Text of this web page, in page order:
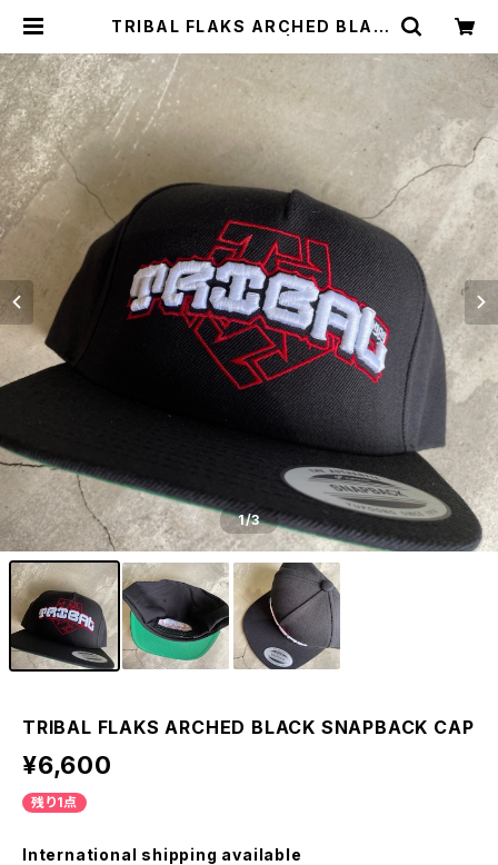
TRIBAL FLAKS ARCHED BLAC
SK8SHOP
1/3
TRIBAL FLAKS ARCHED BLACK SNAPBACK CAP
¥6,600
残り1点
International shipping available